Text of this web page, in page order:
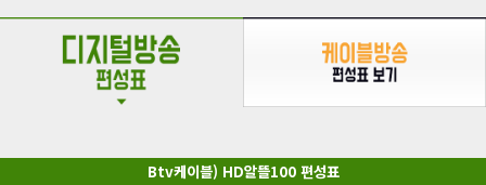
Btv케이블) HD알뜰100 편성표